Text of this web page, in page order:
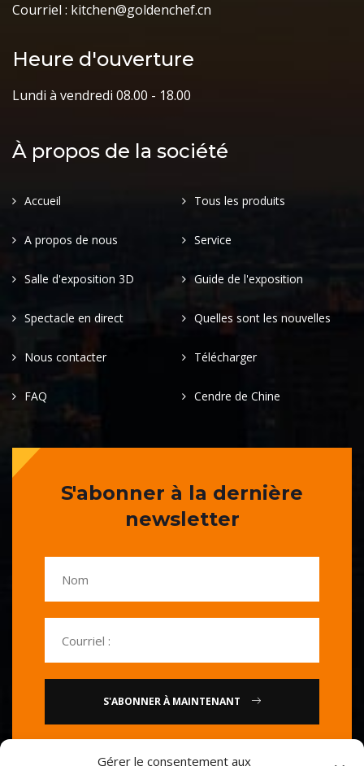
Gérer le consentement aux
Courriel : kitchen@goldenchef.cn
Heure d'ouverture
Lundi à vendredi 08.00 - 18.00
À propos de la société
Accueil Tous les produits
A propos de nous Service
Salle d'exposition 3D Guide de l'exposition
Spectacle en direct Quelles sont les nouvelles
Nous contacter Télécharger
FAQ Cendre de Chine
S'abonner à la dernière
newsletter
S'ABONNER À MAINTENANT
ou